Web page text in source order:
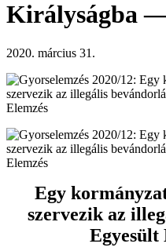
Királyságba
2020. március 31.
Egy
szervezik az
Egyesült